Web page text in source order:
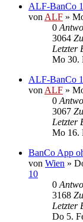
ALF-BanCo
von ALF »
0
3064
Letzter
Mo 30.
ALF-BanCo
von ALF »
0
3067
Letzter
Mo 16.
BanCo App
von Wien »
10
0
3168
Letzter
Do 5.